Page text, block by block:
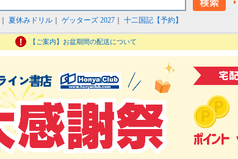
夏休みドリル ゲッターズ 2027 十二国記【予約】
【ご案内】お盆期間の配送について